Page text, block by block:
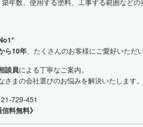
年数、使用する塗料、工事する範囲など
ら10年、たくさんのお客様にご愛好いただ
談員による丁寧なご案内。
さまの会社選びのお悩みを解決いたします。
729-451
料無料》